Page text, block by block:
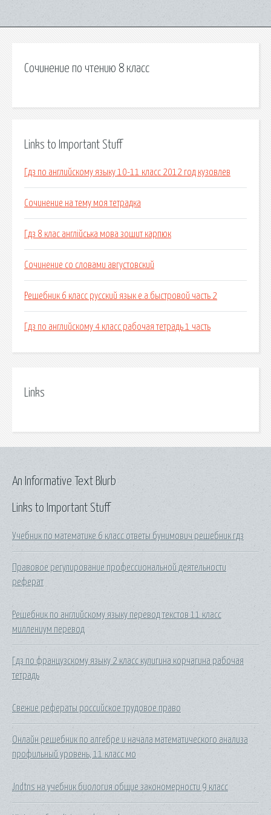
Сочинение по чтению 8 класс
Links to Important Stuff
Гдз по английскому языку 10-11 класс 2012 год кузовлев
Сочинение на тему моя тетрадка
Гдз 8 клас англійська мова зошит карпюк
Сочинение со словами августовский
Решебник 6 класс русский язык е.а.быстровой часть 2
Гдз по английскому 4 класс рабочая тетрадь 1 часть
Links
Links to Important Stuff
Учебник по математике 6 класс ответы бунимович решебник гдз
Правовое регулирование профессиональной деятельности
реферат
Решебник по английскому языку перевод текстов 11 класс
миллениум перевод
Гдз по французскому языку 2 класс кулигина корчагина рабочая
тетрадь
Свежие рефераты российское трудовое право
Онлайн решебник по алгебре и начала математического анализа
профильный уровень, 11 класс мо
Jndtns на учебник биология общие закономерности 9 класс
An Informative Text Blurb